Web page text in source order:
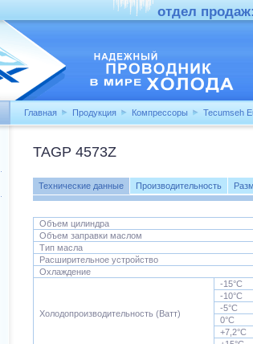
отдел
Главная Продукция Компрессоры Tecumseh
TAGP 4573Z
Технические данные Производительность
Объем цилиндра
Объем заправки маслом
Тип масла
Расширительное устройство
Охлаждение
Холодопроизводительность (Ватт)
-15°С
-10°С
-5°С
0°С
+7,2°С